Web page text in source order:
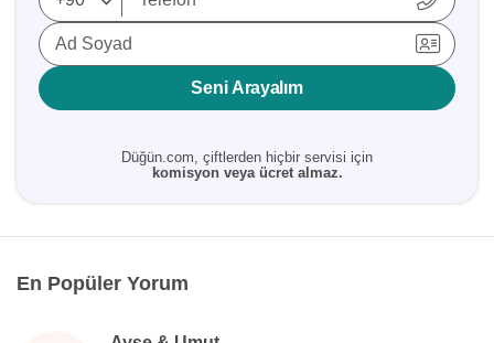
Ad Soyad
Seni Arayalım
Düğün.com, çiftlerden hiçbir servisi için
komisyon veya ücret almaz.
En Popüler Yorum